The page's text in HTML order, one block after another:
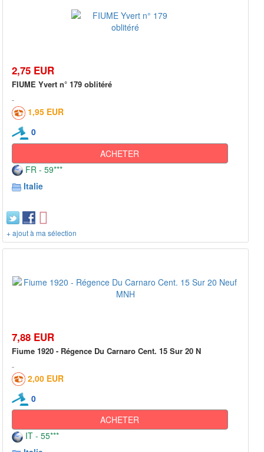
2,75 EUR
FIUME Yvert n° 179 oblitéré
1,95 EUR
0
ACHETER
FR - 59***
Italie
+ ajout à ma sélection
7,88 EUR
Fiume 1920 - Régence Du Carnaro Cent. 15 Sur 20 N
2,00 EUR
0
ACHETER
IT - 55***